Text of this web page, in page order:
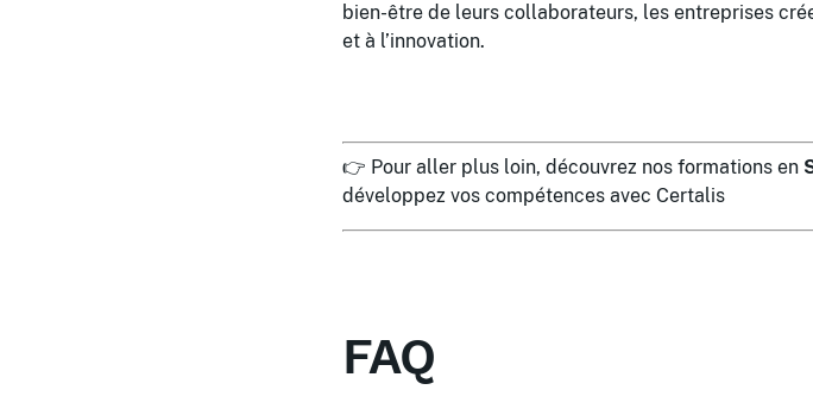
bien-être de leurs collaborateurs, les entreprises
et à l’innovation.
👉 Pour aller plus loin, découvrez nos formations en
développez vos compétences avec Certalis
FAQ